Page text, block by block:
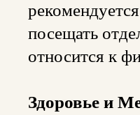
посещать
относится к
Здоровье и